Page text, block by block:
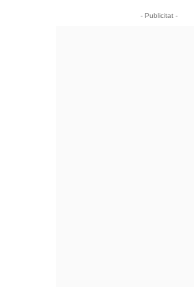
- Publicitat -